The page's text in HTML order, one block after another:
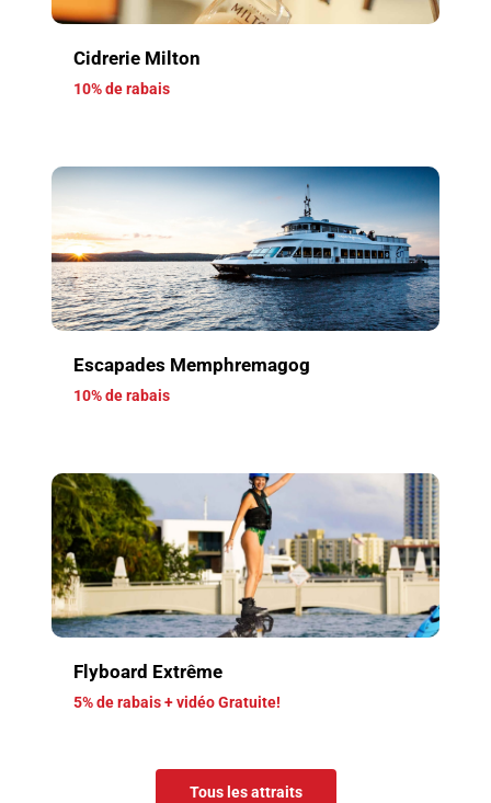
Cidrerie Milton
10% de rabais
Escapades Memphremagog
10% de rabais
Flyboard Extrême
5% de rabais + vidéo Gratuite!
Tous les attraits